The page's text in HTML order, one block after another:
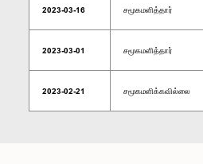
2023-03-16 சமூகமளித்தார்
2023-03-01 சமூகமளித்தார்
2023-02-21 சமூகமளிக்கவில்லை